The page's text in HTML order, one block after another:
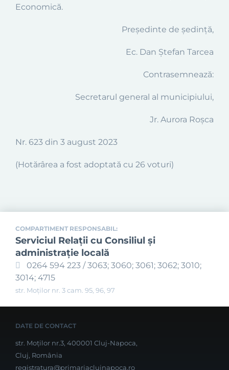
Economică.
Președinte de ședință,
Ec. Dan Ștefan Tarcea
Contrasemnează:
Secretarul general al municipiului,
Jr. Aurora Roşca
Nr. 623 din 3 august 2023
(Hotărârea a fost adoptată cu 26 voturi)
COMPARTIMENT RESPONSABIL:
Serviciul Relaţii cu Consiliul şi
administraţie locală
0264 594 223 / 3063; 3060; 3061; 3062; 3010;
3014; 4715
str. Moților nr. 3 cam. 95, 96, 97
DATE DE CONTACT
str. Moților nr.3, 400001 Cluj-Napoca,
Cluj, România
registratura@primariaclujnapoca.ro